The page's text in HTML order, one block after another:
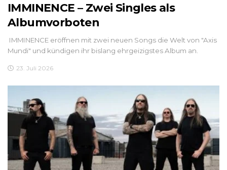
IMMINENCE – Zwei Singles als
Albumvorboten
IMMINENCE eröffnen mit zwei neuen Songs die Welt von "Axis
Mundi" und kündigen ihr bislang ehrgeizigstes Album an.
23. Juli 2026